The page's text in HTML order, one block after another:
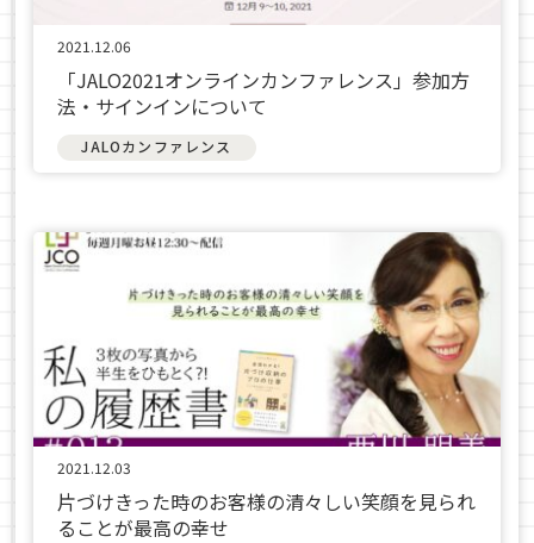
2021.12.06
「JALO2021オンラインカンファレンス」参加方
法・サインインについて
JALOカンファレンス
2021.12.03
片づけきった時のお客様の清々しい笑顔を見られ
ることが最高の幸せ